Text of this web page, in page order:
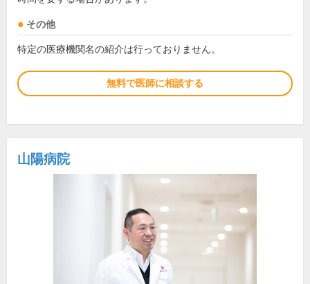
その他
特定の医療機関名の紹介は行っておりません。
無料で医師に相談する
山陽病院